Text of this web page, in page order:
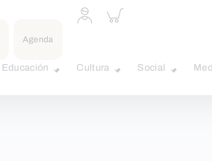
Agenda
Acceder
a
Inspeccionar
carrito
Educación Cultura Social